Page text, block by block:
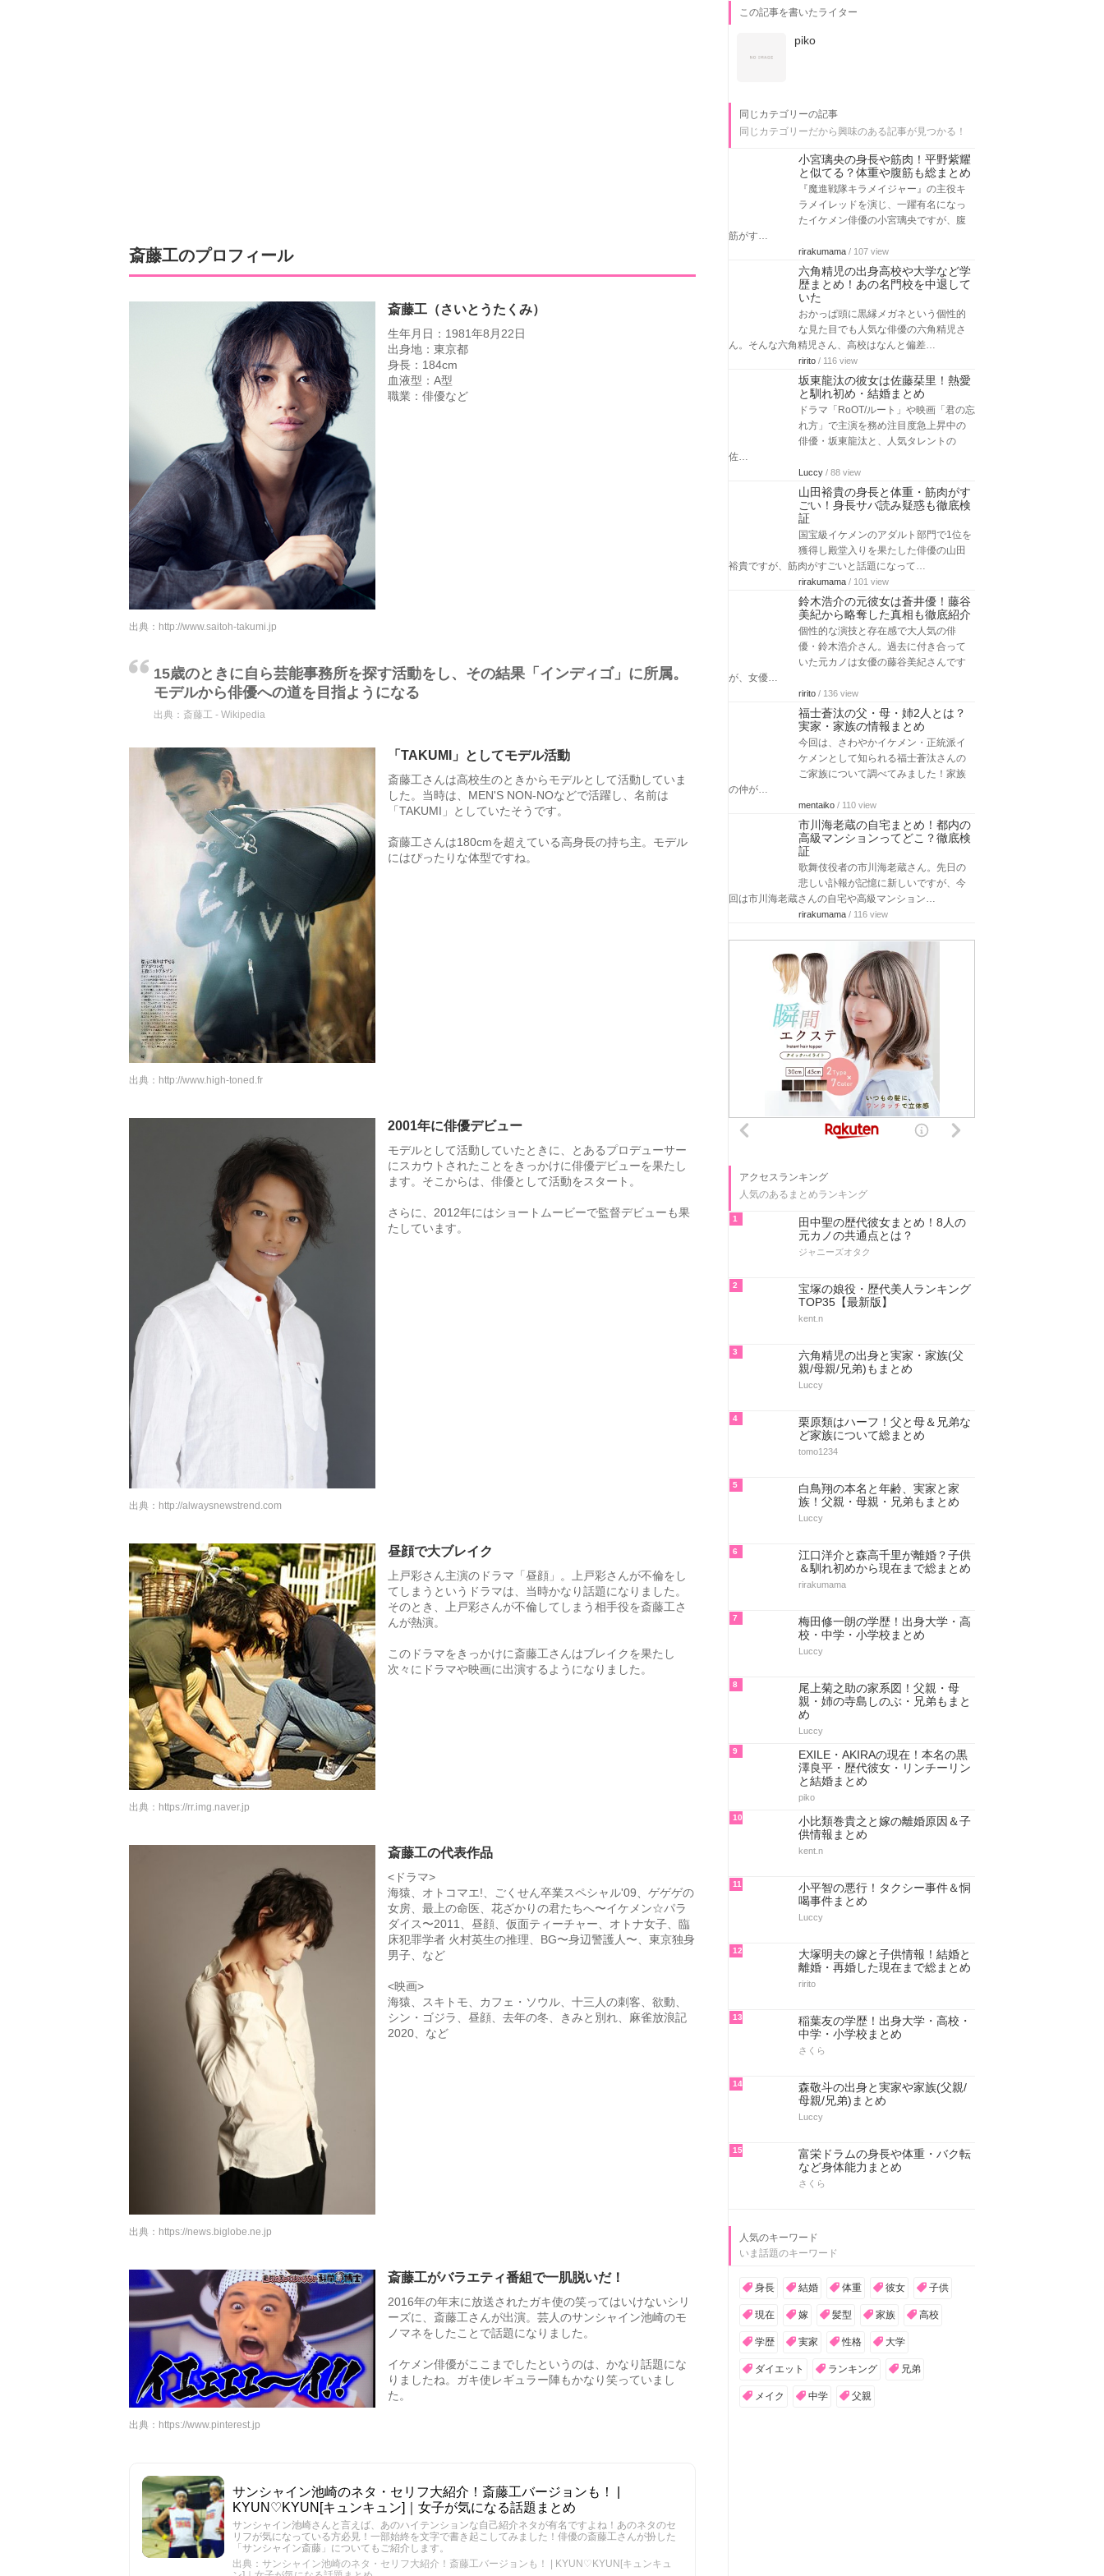
斎藤工のプロフィール
斎藤工（さいとうたくみ）
生年月日：1981年8月22日
出身地：東京都
身長：184cm
血液型：A型
職業：俳優など
出典： http://www.saitoh-takumi.jp
15歳のときに自ら芸能事務所を探す活動をし、その結果「インディゴ」に所属。
モデルから俳優への道を目指ようになる
出典： 斎藤工 - Wikipedia
「TAKUMI」としてモデル活動
斎藤工さんは高校生のときからモデルとして活動していま
した。当時は、MEN'S NON-NOなどで活躍し、名前は
「TAKUMI」としていたそうです。
斎藤工さんは180cmを超えている高身長の持ち主。モデル
にはぴったりな体型ですね。
出典： http://www.high-toned.fr
2001年に俳優デビュー
モデルとして活動していたときに、とあるプロデューサー
にスカウトされたことをきっかけに俳優デビューを果たし
ます。そこからは、俳優として活動をスタート。
さらに、2012年にはショートムービーで監督デビューも果
たしています。
出典： http://alwaysnewstrend.com
昼顔で大ブレイク
上戸彩さん主演のドラマ「昼顔」。上戸彩さんが不倫をし
てしまうというドラマは、当時かなり話題になりました。
そのとき、上戸彩さんが不倫してしまう相手役を斎藤工さ
んが熱演。
このドラマをきっかけに斎藤工さんはブレイクを果たし
次々にドラマや映画に出演するようになりました。
出典： https://rr.img.naver.jp
斎藤工の代表作品
<ドラマ>
海猿、オトコマエ!、ごくせん卒業スペシャル'09、ゲゲゲの
女房、最上の命医、花ざかりの君たちへ〜イケメン☆パラ
ダイス〜2011、昼顔、仮面ティーチャー、オトナ女子、臨
床犯罪学者 火村英生の推理、BG〜身辺警護人〜、東京独身
男子、など
<映画>
海猿、スキトモ、カフェ・ソウル、十三人の刺客、欲動、
シン・ゴジラ、昼顔、去年の冬、きみと別れ、麻雀放浪記
2020、など
出典： https://news.biglobe.ne.jp
斎藤工がバラエティ番組で一肌脱いだ！
2016年の年末に放送されたガキ使の笑ってはいけないシリ
ーズに、斎藤工さんが出演。芸人のサンシャイン池崎のモ
ノマネをしたことで話題になりました。
イケメン俳優がここまでしたというのは、かなり話題にな
りましたね。ガキ使レギュラー陣もかなり笑っていまし
た。
出典： https://www.pinterest.jp
サンシャイン池崎のネタ・セリフ大紹介！斎藤工バージョンも！ |
KYUN♡KYUN[キュンキュン]｜女子が気になる話題まとめ
サンシャイン池崎さんと言えば、あのハイテンションな自己紹介ネタが有名ですよね！あのネタのセ
リフが気になっている方必見！一部始終を文字で書き起こしてみました！俳優の斎藤工さんが扮した
「サンシャイン斎藤」についてもご紹介します。
出典：サンシャイン池崎のネタ・セリフ大紹介！斎藤工バージョンも！ | KYUN♡KYUN[キュンキュ
この記事を書いたライター
piko
同じカテゴリーの記事
同じカテゴリーだから興味のある記事が見つかる！
小宮璃央の身長や筋肉！平野紫耀
と似てる？体重や腹筋も総まとめ
『魔進戦隊キラメイジャー』の主役キ
ラメイレッドを演じ、一躍有名になっ
たイケメン俳優の小宮璃央ですが、腹
筋がす…
rirakumama / 107 view
六角精児の出身高校や大学など学
歴まとめ！あの名門校を中退して
いた
おかっぱ頭に黒縁メガネという個性的
な見た目でも人気な俳優の六角精児さ
ん。そんな六角精児さん、高校はなんと偏差…
ririto / 116 view
坂東龍汰の彼女は佐藤栞里！熱愛
と馴れ初め・結婚まとめ
ドラマ「RoOT/ルート」や映画「君の忘
れ方」で主演を務め注目度急上昇中の
俳優・坂東龍汰と、人気タレントの
佐…
Luccy / 88 view
山田裕貴の身長と体重・筋肉がす
ごい！身長サバ読み疑惑も徹底検
証
国宝級イケメンのアダルト部門で1位を
獲得し殿堂入りを果たした俳優の山田
裕貴ですが、筋肉がすごいと話題になって…
rirakumama / 101 view
鈴木浩介の元彼女は蒼井優！藤谷
美紀から略奪した真相も徹底紹介
個性的な演技と存在感で大人気の俳
優・鈴木浩介さん。過去に付き合って
いた元カノは女優の藤谷美紀さんです
が、女優…
ririto / 136 view
福士蒼汰の父・母・姉2人とは？
実家・家族の情報まとめ
今回は、さわやかイケメン・正統派イ
ケメンとして知られる福士蒼汰さんの
ご家族について調べてみました！家族
の仲が…
mentaiko / 110 view
市川海老蔵の自宅まとめ！都内の
高級マンションってどこ？徹底検
証
歌舞伎役者の市川海老蔵さん。先日の
悲しい訃報が記憶に新しいですが、今
回は市川海老蔵さんの自宅や高級マンション…
rirakumama / 116 view
アクセスランキング
人気のあるまとめランキング
1
田中聖の歴代彼女まとめ！8人の
元カノの共通点とは？
ジャニーズオタク
2
宝塚の娘役・歴代美人ランキング
TOP35【最新版】
kent.n
3
六角精児の出身と実家・家族(父
親/母親/兄弟)もまとめ
Luccy
4
栗原類はハーフ！父と母＆兄弟な
ど家族について総まとめ
tomo1234
5
白鳥翔の本名と年齢、実家と家
族！父親・母親・兄弟もまとめ
Luccy
6
江口洋介と森高千里が離婚？子供
＆馴れ初めから現在まで総まとめ
rirakumama
7
梅田修一朗の学歴！出身大学・高
校・中学・小学校まとめ
Luccy
8
尾上菊之助の家系図！父親・母
親・姉の寺島しのぶ・兄弟もまと
め
Luccy
9
EXILE・AKIRAの現在！本名の黒
澤良平・歴代彼女・リンチーリン
と結婚まとめ
piko
10
小比類巻貴之と嫁の離婚原因＆子
供情報まとめ
kent.n
11
小平智の悪行！タクシー事件＆恫
喝事件まとめ
Luccy
12
大塚明夫の嫁と子供情報！結婚と
離婚・再婚した現在まで総まとめ
ririto
13
稲葉友の学歴！出身大学・高校・
中学・小学校まとめ
さくら
14
森敬斗の出身と実家や家族(父親/
母親/兄弟)まとめ
Luccy
15
富栄ドラムの身長や体重・バク転
など身体能力まとめ
さくら
人気のキーワード
いま話題のキーワード
身長 結婚 体重 彼女 子供
現在 嫁 髪型 家族 高校
学歴 実家 性格 大学
ダイエット ランキング 兄弟
メイク 中学 父親